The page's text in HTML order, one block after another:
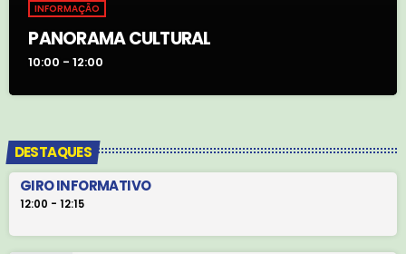
INFORMAÇÃO
PANORAMA CULTURAL
10:00 - 12:00
DESTAQUES
GIRO INFORMATIVO
12:00 - 12:15